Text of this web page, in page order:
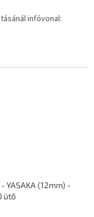
infóvonal:
YASAKA (12mm) -
ütő